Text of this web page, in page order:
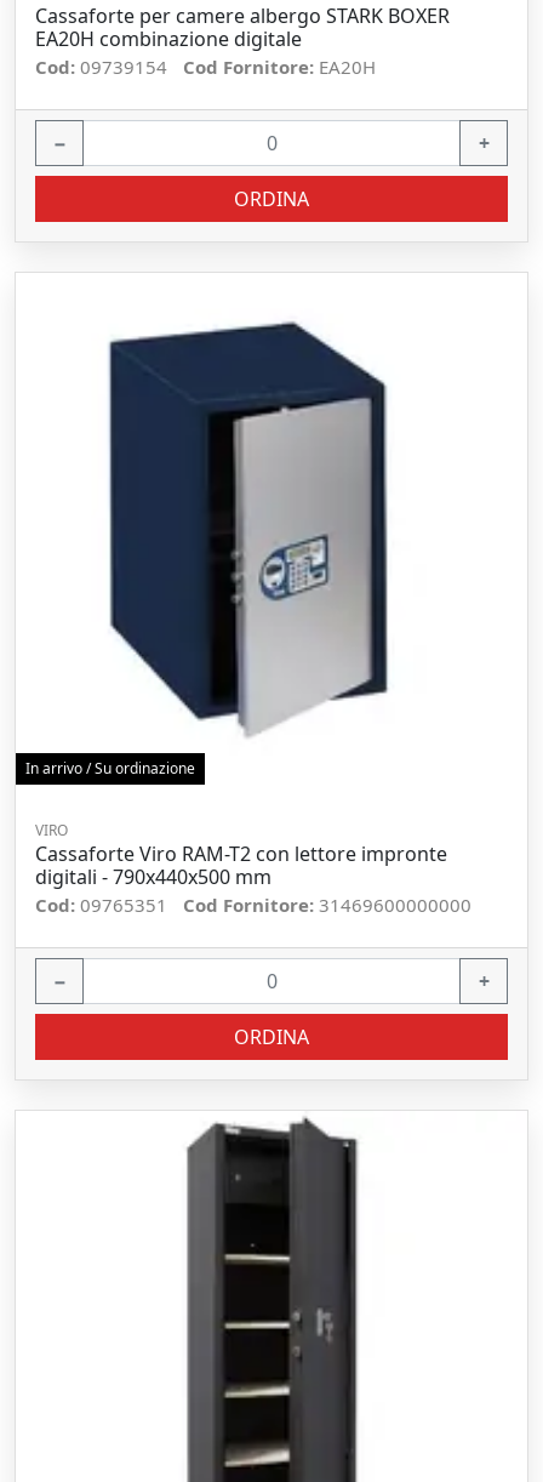
Cassaforte per camere albergo STARK BOXER
EA20H combinazione digitale
Cod: 09739154 Cod Fornitore: EA20H
− +
ORDINA
In arrivo / Su ordinazione
VIRO
Cassaforte Viro RAM-T2 con lettore impronte
digitali - 790x440x500 mm
Cod: 09765351 Cod Fornitore: 31469600000000
− +
ORDINA